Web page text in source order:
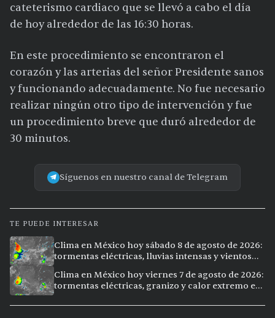
cateterismo cardiaco que se llevó a cabo el día
de hoy alrededor de las 16:30 horas.
En este procedimiento se encontraron el
corazón y las arterias del señor Presidente sanos
y funcionando adecuadamente. No fue necesario
realizar ningún otro tipo de intervención y fue
un procedimiento breve que duró alrededor de
30 minutos.
Síguenos en nuestro canal de Telegram
TE PUEDE INTERESAR
Clima en México hoy sábado 8 de agosto de 2026:
tormentas eléctricas, lluvias intensas y vientos
Clima en México hoy viernes 7 de agosto de 2026:
tormentas eléctricas, granizo y calor extremo en